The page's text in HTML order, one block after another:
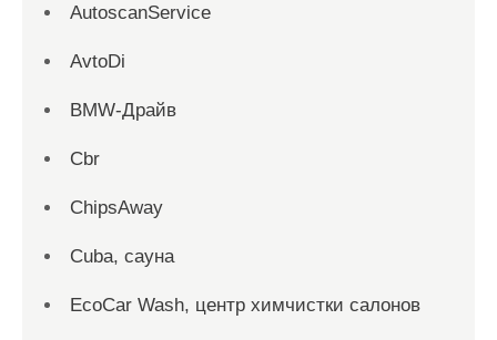
AutoscanService
AvtoDi
BMW-Драйв
Cbr
ChipsAway
Cuba, сауна
EcoCar Wash, центр химчистки салонов